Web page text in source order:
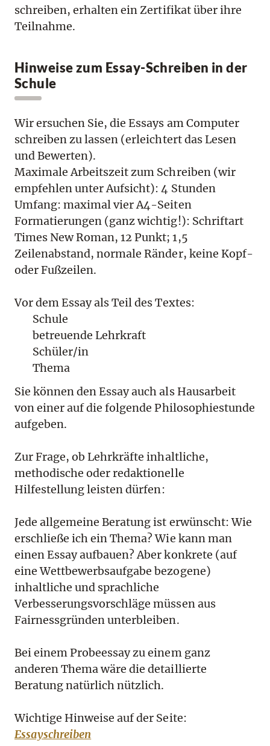
schreiben, erhalten ein Zertifikat über ihre
Teilnahme.
Hinweise zum Essay-Schreiben in der
Schule
Wir ersuchen Sie, die Essays am Computer
schreiben zu lassen (erleichtert das Lesen
und Bewerten).
Maximale Arbeitszeit zum Schreiben (wir
empfehlen unter Aufsicht): 4 Stunden
Umfang: maximal vier A4-Seiten
Formatierungen (ganz wichtig!): Schriftart
Times New Roman, 12 Punkt; 1,5
Zeilenabstand, normale Ränder, keine Kopf-
oder Fußzeilen.
Vor dem Essay als Teil des Textes:
Schule
betreuende Lehrkraft
Schüler/in
Thema
Sie können den Essay auch als Hausarbeit
von einer auf die folgende Philosophiestunde
aufgeben.
Zur Frage, ob Lehrkräfte inhaltliche,
methodische oder redaktionelle
Hilfestellung leisten dürfen:
Jede allgemeine Beratung ist erwünscht: Wie
erschließe ich ein Thema? Wie kann man
einen Essay aufbauen? Aber konkrete (auf
eine Wettbewerbsaufgabe bezogene)
inhaltliche und sprachliche
Verbesserungsvorschläge müssen aus
Fairnessgründen unterbleiben.
Bei einem Probeessay zu einem ganz
anderen Thema wäre die detaillierte
Beratung natürlich nützlich.
Wichtige Hinweise auf der Seite:
Essayschreiben